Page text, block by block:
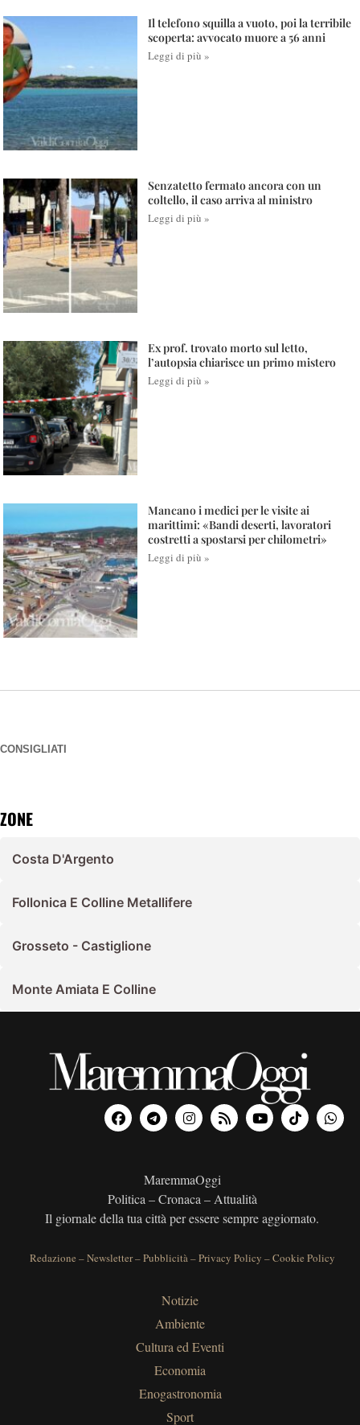
Il telefono squilla a vuoto, poi la terribile
scoperta: avvocato muore a 56 anni
Leggi di più »
Senzatetto fermato ancora con un
coltello, il caso arriva al ministro
Leggi di più »
Ex prof. trovato morto sul letto,
l’autopsia chiarisce un primo mistero
Leggi di più »
Mancano i medici per le visite ai
marittimi: «Bandi deserti, lavoratori
costretti a spostarsi per chilometri»
Leggi di più »
CONSIGLIATI
ZONE
Costa D'Argento
Follonica E Colline Metallifere
Grosseto - Castiglione
Monte Amiata E Colline
MaremmaOggi
Politica – Cronaca – Attualità
Il giornale della tua città per essere sempre aggiornato.
Redazione –Newsletter–Pubblicità–Privacy Policy –Cookie Policy
Notizie
Ambiente
Cultura ed Eventi
Economia
Enogastronomia
Sport